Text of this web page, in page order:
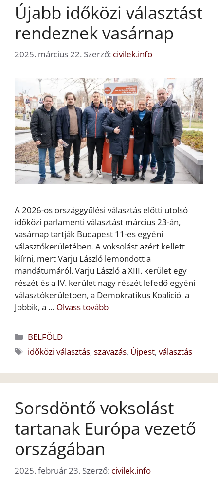
Újabb időközi választást
rendeznek vasárnap
2025. március 22. Szerző: civilek.info
A 2026-os országgyűlési választás előtti utolsó
időközi parlamenti választást március 23-án,
vasárnap tartják Budapest 11-es egyéni
választókerületében. A voksolást azért kellett
kiírni, mert Varju László lemondott a
mandátumáról. Varju László a XIII. kerület egy
részét és a IV. kerület nagy részét lefedő egyéni
választókerületben, a Demokratikus Koalíció, a
Jobbik, a … Olvass tovább
Kategória
BELFÖLD
Címkék
időközi választás,szavazás, Újpest,választás
Sorsdöntő voksolást
tartanak Európa vezető
országában
2025. február 23. Szerző: civilek.info